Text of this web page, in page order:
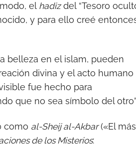
el hadizdel “Tesoro
y para ello creé
belleza en el islam, pueden
divina y el acto humano
fue hecho para
que no sea símbolo del
como al-Sheij al-Akbar(«El más
de los Misterios: